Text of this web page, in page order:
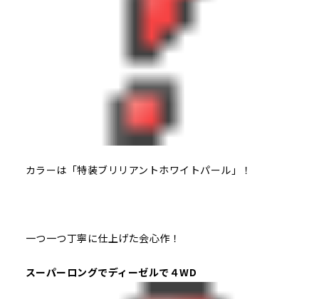
カラーは「特装ブリリアントホワイトパール」！
一つ一つ丁寧に仕上げた会心作！
スーパーロングでディーゼルで４WD